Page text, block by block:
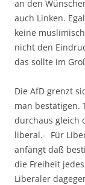
an den
auch Linken.
keine
nicht den
das sollte im
Die AfD grenzt
man bestätigen.
durchaus gleich
liberal.- Für
anfängt daß
die Freiheit
Liberaler